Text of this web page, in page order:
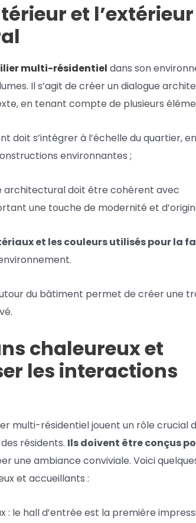
et
multi-résidentiel dans son
Il s’agit de créer un dialogue
en tenant compte de plusieurs
s’intégrer à l’échelle du quartier, en
environnantes ;
doit être cohérent avec
une touche de modernité et
et les couleurs utilisés pour la
du bâtiment permet de créer une
chaleureux et
les interactions
multi-résidentiel jouent un rôle crucial
résidents. Ils doivent être conçus
une ambiance conviviale. Voici
et accueillants :
le hall d’entrée est la première